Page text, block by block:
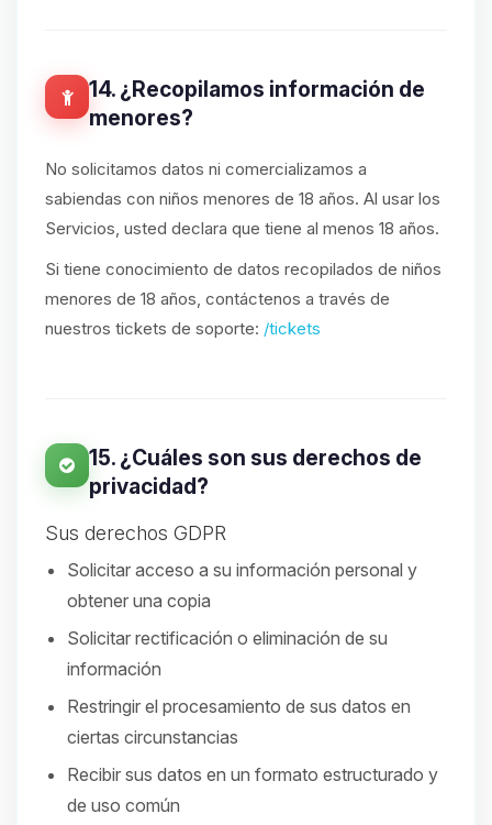
14. ¿Recopilamos información de
menores?
No solicitamos datos ni comercializamos a
sabiendas con niños menores de 18 años. Al usar los
Servicios, usted declara que tiene al menos 18 años.
Si tiene conocimiento de datos recopilados de niños
menores de 18 años, contáctenos a través de
nuestros tickets de soporte: /tickets
15. ¿Cuáles son sus derechos de
privacidad?
Sus derechos GDPR
Solicitar acceso a su información personal y
obtener una copia
Solicitar rectificación o eliminación de su
información
Restringir el procesamiento de sus datos en
ciertas circunstancias
Recibir sus datos en un formato estructurado y
de uso común